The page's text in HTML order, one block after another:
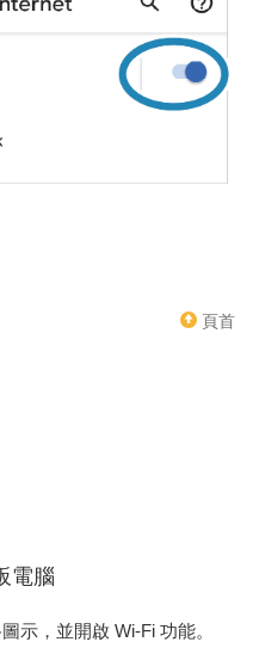
頁首
電腦
示，並開啟 Wi-Fi 功能。